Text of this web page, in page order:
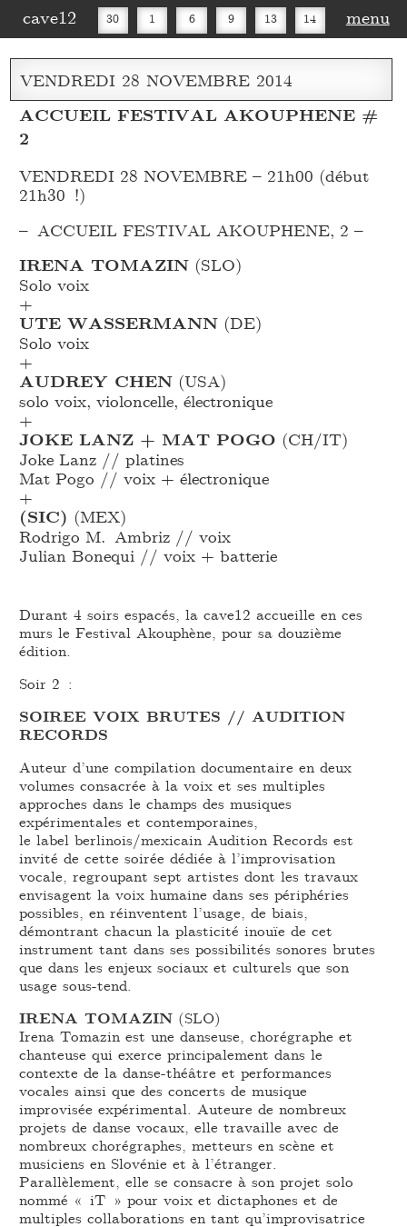
cave12 30 1 6 9 13 14
16 20 27 30
menu
VENDREDI 28 NOVEMBRE 2014
ACCUEIL FESTIVAL AKOUPHENE #
2
VENDREDI 28 NOVEMBRE – 21h00 (début
21h30 !)
– ACCUEIL FESTIVAL AKOUPHENE, 2 –
IRENA TOMAZIN (SLO)
Solo voix
+
UTE WASSERMANN (DE)
Solo voix
+
AUDREY CHEN (USA)
solo voix, violoncelle, électronique
+
JOKE LANZ + MAT POGO (CH/IT)
Joke Lanz // platines
Mat Pogo // voix + électronique
+
(SIC) (MEX)
Rodrigo M. Ambriz // voix
Julian Bonequi // voix + batterie
Durant 4 soirs espacés, la cave12 accueille en ces
murs le Festival Akouphène, pour sa douzième
édition.
Soir 2 :
SOIREE VOIX BRUTES // AUDITION
RECORDS
Auteur d’une compilation documentaire en deux
volumes consacrée à la voix et ses multiples
approches dans le champs des musiques
expérimentales et contemporaines,
le label berlinois/mexicain Audition Records est
invité de cette soirée dédiée à l’improvisation
vocale, regroupant sept artistes dont les travaux
envisagent la voix humaine dans ses périphéries
possibles, en réinventent l’usage, de biais,
démontrant chacun la plasticité inouïe de cet
instrument tant dans ses possibilités sonores brutes
que dans les enjeux sociaux et culturels que son
usage sous-tend.
IRENA TOMAZIN (SLO)
Irena Tomazin est une danseuse, chorégraphe et
chanteuse qui exerce principalement dans le
contexte de la danse-théâtre et performances
vocales ainsi que des concerts de musique
improvisée expérimental. Auteure de nombreux
projets de danse vocaux, elle travaille avec de
nombreux chorégraphes, metteurs en scène et
musiciens en Slovénie et à l’étranger.
Parallèlement, elle se consacre à son projet solo
nommé « iT » pour voix et dictaphones et de
multiples collaborations en tant qu’improvisatrice